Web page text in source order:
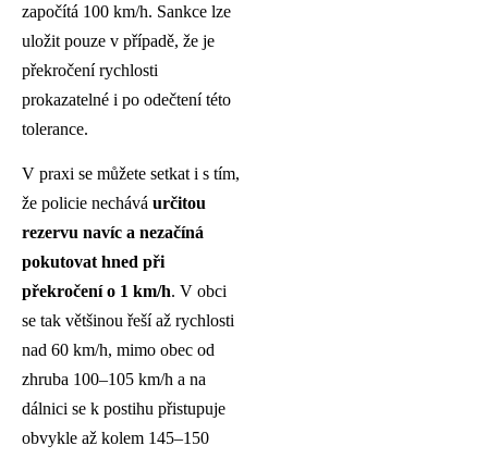
započítá 100 km/h. Sankce lze
uložit pouze v případě, že je
překročení rychlosti
prokazatelné i po odečtení této
tolerance.
V praxi se můžete setkat i s tím,
že policie nechává určitou
rezervu navíc a nezačíná
pokutovat hned při
překročení o 1 km/h. V obci
se tak většinou řeší až rychlosti
nad 60 km/h, mimo obec od
zhruba 100–105 km/h a na
dálnici se k postihu přistupuje
obvykle až kolem 145–150